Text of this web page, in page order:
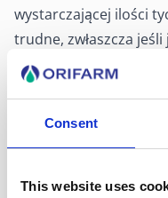
Consent
This website uses
wystarczającej ilości
trudne, zwłaszcza
nie lubisz ryb.
350 gramów ryb
aby kobiety w ciąży
że nie osiągasz